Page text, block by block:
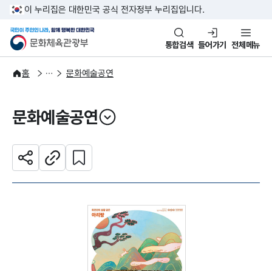
본문 바로가기
주메뉴 바로가기
이 누리집은 대한민국 공식 전자정부 누리집입니다.
문화체육관광부
국민이 주인인 나라, 함께 행복
통합검색 들어가기 전체메뉴
홈
문화광장 문화예술공연
문화예술공연
열기
공유하기주소복사
관심 콘텐츠 설정하기